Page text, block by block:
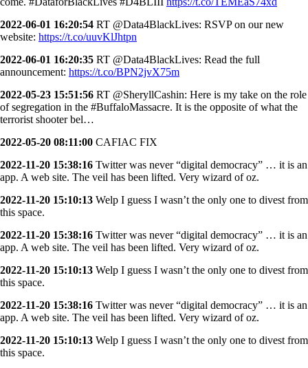
2022-06-01 16:20:54 RT @Data4BlackLives: RSVP on our new
website: https://t.co/uuvKlJhtpn
2022-06-01 16:20:35 RT @Data4BlackLives: Read the full
announcement: https://t.co/BPN2jvX75m
2022-05-23 15:51:56 RT @SheryllCashin: Here is my take on the role
of segregation in the #BuffaloMassacre. It is the opposite of what the
terrorist shooter bel…
2022-05-20 08:11:00 CAFIAC FIX
2022-11-20 15:38:16 Twitter was never “digital democracy” … it is an
app. A web site. The veil has been lifted. Very wizard of oz.
2022-11-20 15:10:13 Welp I guess I wasn’t the only one to divest from
this space.
2022-11-20 15:38:16 Twitter was never “digital democracy” … it is an
app. A web site. The veil has been lifted. Very wizard of oz.
2022-11-20 15:10:13 Welp I guess I wasn’t the only one to divest from
this space.
2022-11-20 15:38:16 Twitter was never “digital democracy” … it is an
app. A web site. The veil has been lifted. Very wizard of oz.
2022-11-20 15:10:13 Welp I guess I wasn’t the only one to divest from
this space.